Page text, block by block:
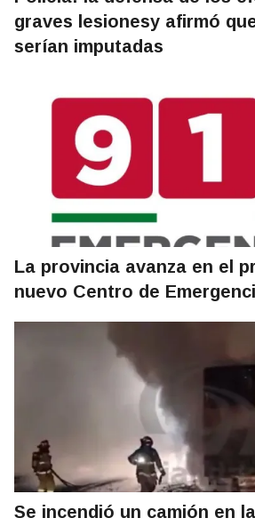
graves lesionesy afirmó
serían imputadas
La provincia avanza en el
nuevo Centro de
Se incendió un camión en